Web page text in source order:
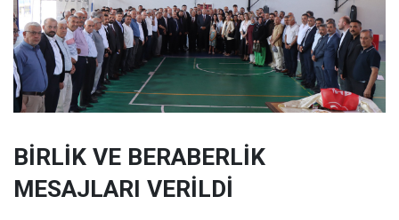
BİRLİK VE BERABERLİK
MESAJLARI VERİLDİ